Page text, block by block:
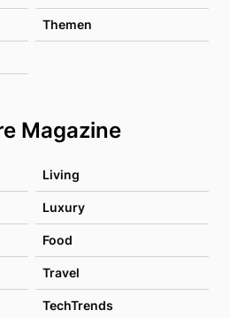
Themen
Magazine
Living
Luxury
Food
Travel
TechTrends